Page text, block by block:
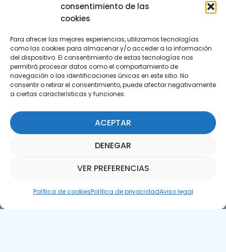
consentimiento de las
cookies
Para ofrecer las mejores experiencias, utilizamos tecnologías
como las cookies para almacenar y/o acceder a la información
del dispositivo. El consentimiento de estas tecnologías nos
permitirá procesar datos como el comportamiento de
navegación o las identificaciones únicas en este sitio. No
consentir o retirar el consentimiento, puede afectar negativamente
a ciertas características y funciones.
ACEPTAR
DENEGAR
VER PREFERENCIAS
Política de cookiesPolítica de privacidadAviso legal
Suscríbete a nuestra Newsletter
SUSCRÍBETE AQUÍ